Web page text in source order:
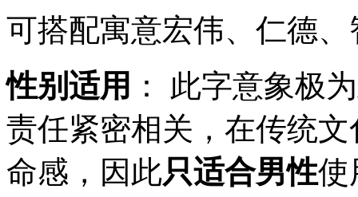
可搭配寓意宏伟、仁德
性别适用 ： 此字意象极为
责任紧密相关，在传统
命感，因此只适合男性使